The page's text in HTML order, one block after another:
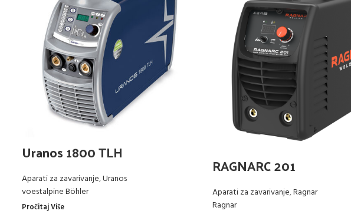
Uranos 1800 TLH
Aparati za zavarivanje,Uranos
voestalpine Böhler
Pročitaj Više
RAGNARC 201
Aparati za zavarivanje,Ragnar
Ragnar